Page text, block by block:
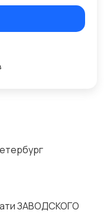
ЗАВОДСКОГО